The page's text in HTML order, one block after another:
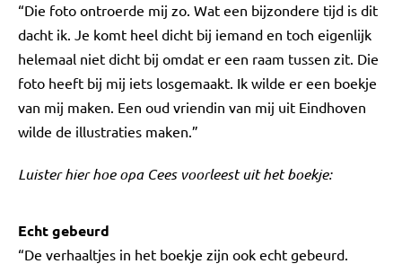
“Die foto ontroerde mij zo. Wat een bijzondere tijd is dit
dacht ik. Je komt heel dicht bij iemand en toch eigenlijk
helemaal niet dicht bij omdat er een raam tussen zit. Die
foto heeft bij mij iets losgemaakt. Ik wilde er een boekje
van mij maken. Een oud vriendin van mij uit Eindhoven
wilde de illustraties maken.”
Luister hier hoe opa Cees voorleest uit het boekje:
Echt gebeurd
“De verhaaltjes in het boekje zijn ook echt gebeurd.